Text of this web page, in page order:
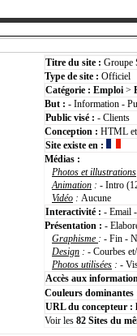
Titre du site : Groupe
Type de site : Officiel
Catégorie : Emploi >
But : - Information -
Public visé : - Clients
Conception : HTML
Site existe en :
Médias :
Photos et illustrations
Animation : - Intro
Vidéo : Aucune
Interactivité : - Email
Présentation : -
Graphisme : - Fin -
Design : - Courbes
Photos utilisées : -
Accès aux
Couleurs dominantes
URL du concepteur :
Voir les 82 Sites du